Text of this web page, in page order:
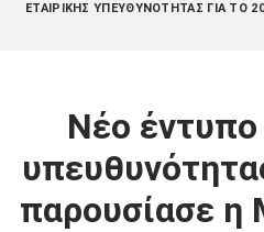
ΕΤΑΙΡΙΚΉΣ ΥΠΕΥΘΥΝΌΤΗΤΑΣ ΓΙΑ ΤΟ
Νέο έντυπο
παρουσίασε η